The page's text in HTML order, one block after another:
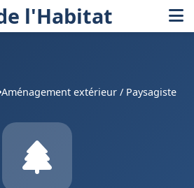
l'Habitat
Aménagement extérieur / Paysagiste